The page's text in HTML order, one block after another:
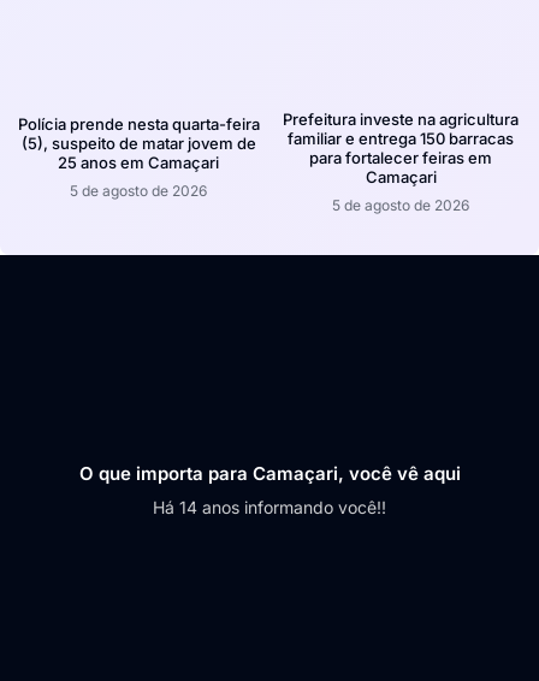
Polícia prende nesta quarta-feira
(5), suspeito de matar jovem de
25 anos em Camaçari
5 de agosto de 2026
Prefeitura investe na agricultura
familiar e entrega 150 barracas
para fortalecer feiras em
Camaçari
5 de agosto de 2026
O que importa para Camaçari, você vê aqui
Há 14 anos informando você!!